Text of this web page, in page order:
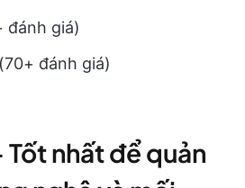
đánh giá)
đánh giá)
nhất để quản